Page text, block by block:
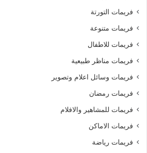
فريمات التورتة
فريمات متنوعة
فريمات للاطفال
فريمات مناظر طبيعية
فريمات وسائل اعلام وتصوير
فريمات رمضان
فريمات للمشاهير والافلام
فريمات الاماكن
فريمات رياضة